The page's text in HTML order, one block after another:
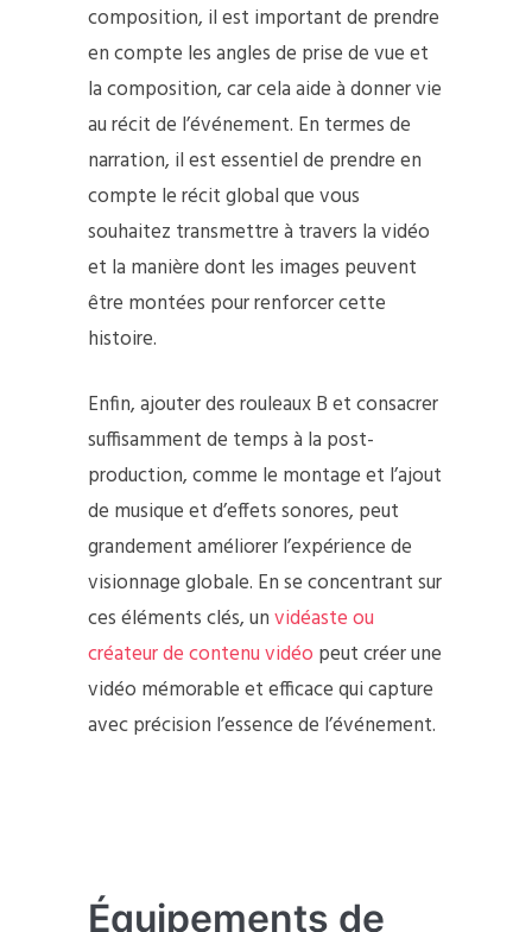
composition, il est important de prendre
en compte les angles de prise de vue et
la composition, car cela aide à donner vie
au récit de l’événement. En termes de
narration, il est essentiel de prendre en
compte le récit global que vous
souhaitez transmettre à travers la vidéo
et la manière dont les images peuvent
être montées pour renforcer cette
histoire.
Enfin, ajouter des rouleaux B et consacrer
suffisamment de temps à la post-
production, comme le montage et l’ajout
de musique et d’effets sonores, peut
grandement améliorer l’expérience de
visionnage globale. En se concentrant sur
ces éléments clés, unvidéaste ou
créateur de contenu vidéo peut créer une
vidéo mémorable et efficace qui capture
avec précision l’essence de l’événement.
Équipements de